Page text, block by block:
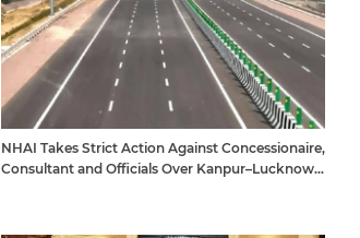
NHAI Takes Strict Action Against Concessionaire,
Consultant and Officials Over Kanpur–Lucknow